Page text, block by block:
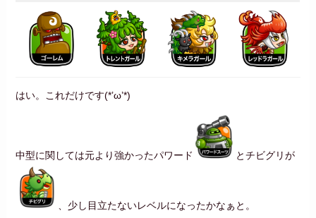
はい。これだけです(*’ω’*)
中型に関しては元より強かったパワード とチビグリが
、少し目立たないレベルになったかなぁと。